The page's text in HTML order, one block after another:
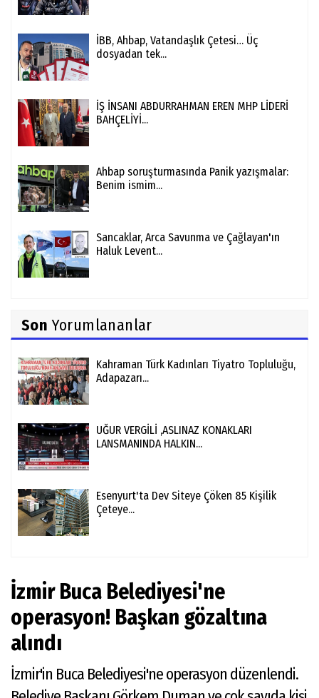
İBB, Ahbap, Vatandaşlık Çetesi… Üç
dosyadan tek...
İŞ İNSANI ABDURRAHMAN EREN MHP LİDERİ
BAHÇELİYİ...
Ahbap soruşturmasında Panik yazışmalar:
Benim ismim...
Sancaklar, Arca Savunma ve Çağlayan'ın
Haluk Levent...
Son Yorumlananlar
Kahraman Türk Kadınları Tiyatro Topluluğu,
Adapazarı...
UĞUR VERGİLİ ,ASLINAZ KONAKLARI
LANSMANINDA HALKIN...
Esenyurt'ta Dev Siteye Çöken 85 Kişilik
Çeteye...
İzmir Buca Belediyesi'ne
operasyon! Başkan gözaltına
alındı
İzmir'in Buca Belediyesi'ne operasyon düzenlendi.